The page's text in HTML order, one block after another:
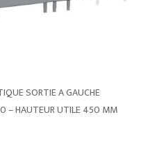
SORTIE A GAUCHE
– HAUTEUR UTILE 450 MM